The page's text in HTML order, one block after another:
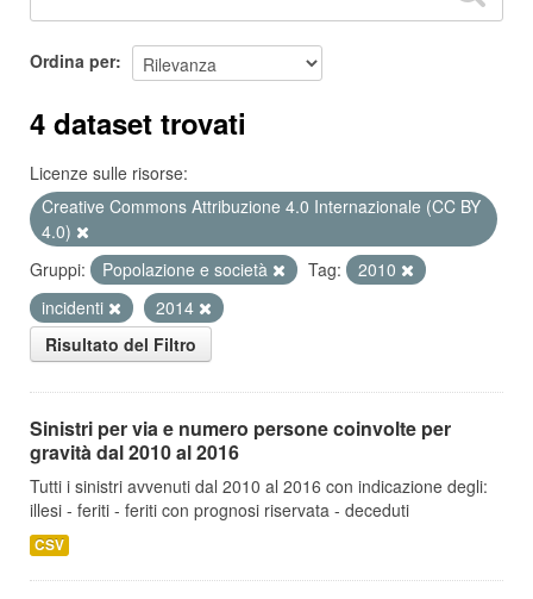
Ordina per
4 dataset trovati
Licenze sulle risorse:
Creative Commons Attribuzione 4.0 Internazionale (CC BY
4.0)
Gruppi:
Popolazione e società Tag:
2010
incidenti
2014
Risultato del Filtro
Sinistri per via e numero persone coinvolte per
gravità dal 2010 al 2016
Tutti i sinistri avvenuti dal 2010 al 2016 con indicazione degli:
illesi - feriti - feriti con prognosi riservata - deceduti
CSV